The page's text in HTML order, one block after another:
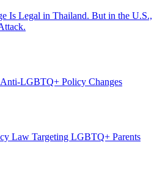
Is Legal in Thailand. But in the U.S.,
LGBTQ+ Policy Changes
Law Targeting LGBTQ+ Parents